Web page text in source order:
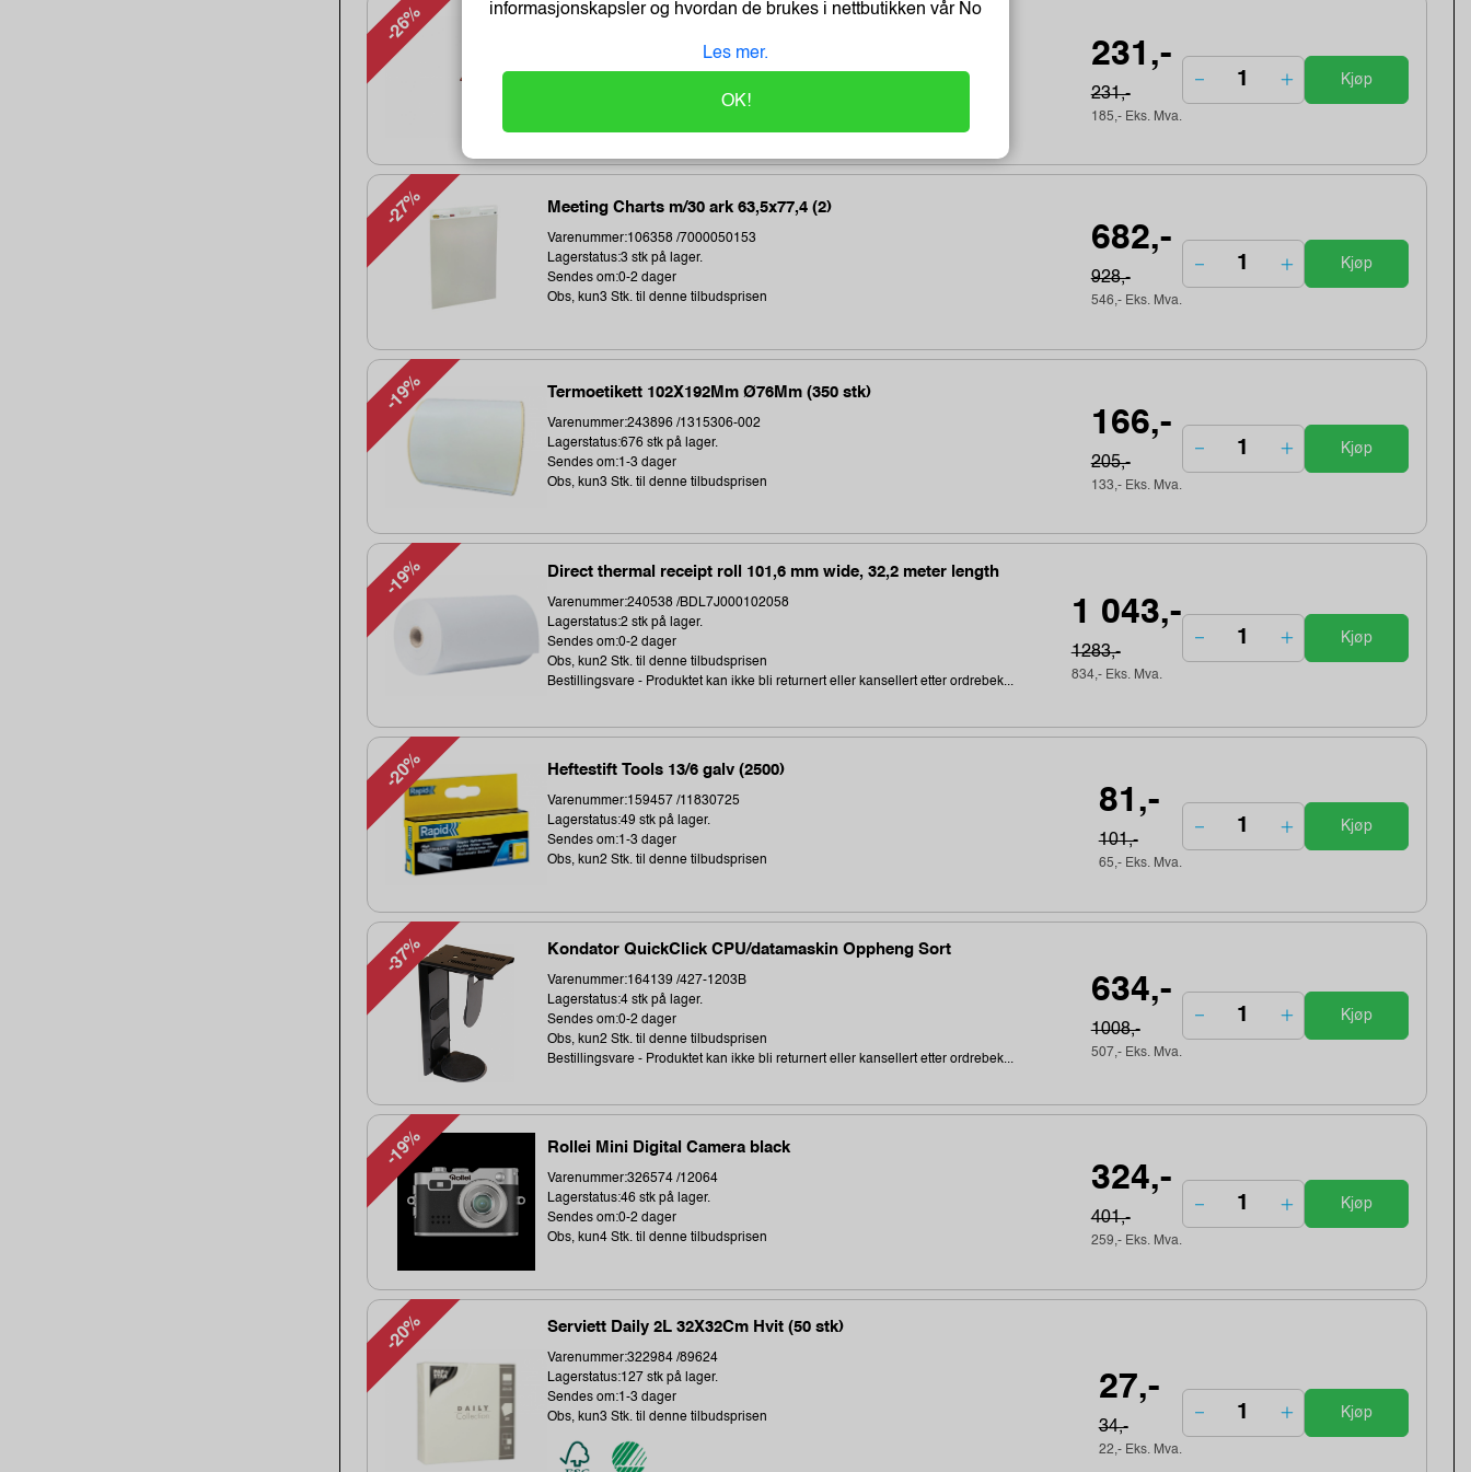
-26%
Varenummer:167893 /6400
Lagerstatus:5 stk på lager.
231,-
231,-
185,- Eks. Mva.
Kjøp
-27% Meeting Charts m/30 ark 63,5x77,4 (2)
Varenummer:106358 /7000050153
Lagerstatus:3 stk på lager.
Sendes om:0-2 dager
Obs, kun3 Stk. til denne tilbudsprisen
682,-
928,-
546,- Eks. Mva.
Kjøp
-19% Termoetikett 102X192Mm Ø76Mm (350 stk)
Varenummer:243896 /1315306-002
Lagerstatus:676 stk på lager.
Sendes om:1-3 dager
Obs, kun3 Stk. til denne tilbudsprisen
166,-
205,-
133,- Eks. Mva.
Kjøp
-19% Direct thermal receipt roll 101,6 mm wide, 32,2 meter length
Varenummer:240538 /BDL7J000102058
Lagerstatus:2 stk på lager.
Sendes om:0-2 dager
Obs, kun2 Stk. til denne tilbudsprisen
Bestillingsvare - Produktet kan ikke bli returnert eller kansellert etter ordrebek...
1 043,-
1283,-
834,- Eks. Mva.
Kjøp
-20% Heftestift Tools 13/6 galv (2500)
Varenummer:159457 /11830725
Lagerstatus:49 stk på lager.
Sendes om:1-3 dager
Obs, kun2 Stk. til denne tilbudsprisen
81,-
101,-
65,- Eks. Mva.
Kjøp
-37% Kondator QuickClick CPU/datamaskin Oppheng Sort
Varenummer:164139 /427-1203B
Lagerstatus:4 stk på lager.
Sendes om:0-2 dager
Obs, kun2 Stk. til denne tilbudsprisen
Bestillingsvare - Produktet kan ikke bli returnert eller kansellert etter ordrebek...
634,-
1008,-
507,- Eks. Mva.
Kjøp
-19% Rollei Mini Digital Camera black
Varenummer:326574 /12064
Lagerstatus:46 stk på lager.
Sendes om:0-2 dager
Obs, kun4 Stk. til denne tilbudsprisen
324,-
401,-
259,- Eks. Mva.
Kjøp
-20% Serviett Daily 2L 32X32Cm Hvit (50 stk)
Varenummer:322984 /89624
Lagerstatus:127 stk på lager.
Sendes om:1-3 dager
Obs, kun3 Stk. til denne tilbudsprisen
27,-
34,-
22,- Eks. Mva.
Kjøp
informasjonskapsler og hvordan de brukes i nettbutikken vårNo
Les mer.
OK!